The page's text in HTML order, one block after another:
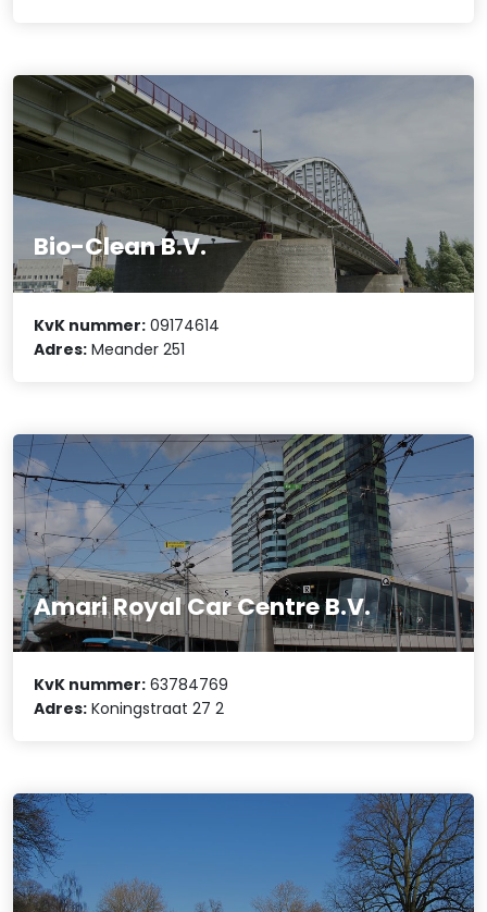
Bio-Clean B.V.
KvK nummer: 09174614
Adres: Meander 251
Amari Royal Car Centre B.V.
KvK nummer: 63784769
Adres: Koningstraat 27 2